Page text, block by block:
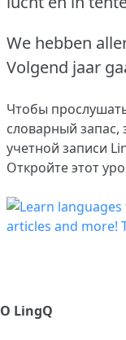
We hebben
Volgend jaar
Чтобы
словарный запас,
учетной записи
Откройте этот
О LingQ